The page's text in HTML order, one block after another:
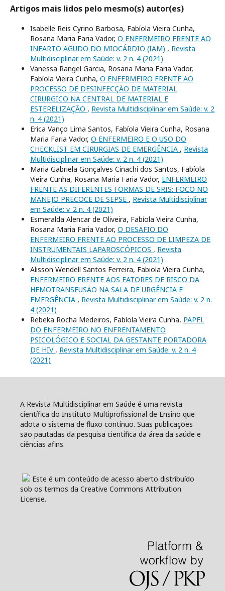
Artigos mais lidos pelo mesmo(s) autor(es)
Isabelle Reis Cyrino Barbosa, Fabíola Vieira Cunha,
Rosana Maria Faria Vador, O ENFERMEIRO FRENTE AO
INFARTO AGUDO DO MIOCÁRDIO (IAM) , Revista
Multidisciplinar em Saúde: v. 2 n. 4 (2021)
Vanessa Rangel Garcia, Rosana Maria Faria Vador,
Fabíola Vieira Cunha, O ENFERMEIRO FRENTE AO
PROCESSO DE DESINFECÇÃO DE MATERIAL
CIRURGICO NA CENTRAL DE MATERIAL E
ESTERELIZAÇÃO , Revista Multidisciplinar em Saúde: v. 2
n. 4 (2021)
Erica Vanço Lima Santos, Fabíola Vieira Cunha, Rosana
Maria Faria Vador, O ENFERMEIRO E O USO DO
CHECKLIST EM CIRURGIAS DE EMERGÊNCIA , Revista
Multidisciplinar em Saúde: v. 2 n. 4 (2021)
Maria Gabriela Gonçalves Cinachi dos Santos, Fabíola
Vieira Cunha, Rosana Maria Faria Vador, ENFERMEIRO
FRENTE AS DIFERENTES FORMAS DE SRIS: FOCO NO
MANEJO PRECOCE DE SEPSE , Revista Multidisciplinar
em Saúde: v. 2 n. 4 (2021)
Esmeralda Alencar de Oliveira, Fabíola Vieira Cunha,
Rosana Maria Faria Vador, O DESAFIO DO
ENFERMEIRO FRENTE AO PROCESSO DE LIMPEZA DE
INSTRUMENTAIS LAPAROSCÓPICOS , Revista
Multidisciplinar em Saúde: v. 2 n. 4 (2021)
Alisson Wendell Santos Ferreira, Fabiola Vieira Cunha,
ENFERMEIRO FRENTE AOS FATORES DE RISCO DA
HEMOTRANSFUSÃO NA SALA DE URGÊNCIA E
EMERGÊNCIA , Revista Multidisciplinar em Saúde: v. 2 n.
4 (2021)
Rebeka Rocha Medeiros, Fabíola Vieira Cunha, PAPEL
DO ENFERMEIRO NO ENFRENTAMENTO
PSICOLÓGICO E SOCIAL DA GESTANTE PORTADORA
DE HIV , Revista Multidisciplinar em Saúde: v. 2 n. 4
(2021)
A Revista Multidisciplinar em Saúde é uma revista
científica do Instituto Multiprofissional de Ensino que
adota o sistema de fluxo contínuo. Suas publicações
são pautadas da pesquisa científica da área da saúde e
ciências afins.
Este é um conteúdo de acesso aberto distribuído
sob os termos da Creative Commons Attribution
License.